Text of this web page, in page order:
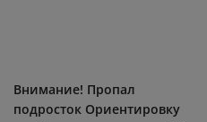
Внимание! Пропал
подросток Ориентировку